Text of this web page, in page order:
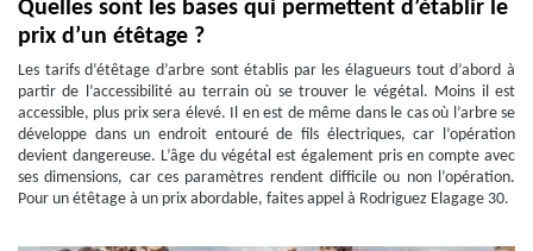
Quelles sont les bases qui permettent d’établir le
prix d’un étêtage ?
Les tarifs d’étêtage d’arbre sont établis par les élagueurs tout d’abord à
partir de l’accessibilité au terrain où se trouver le végétal. Moins il est
accessible, plus prix sera élevé. Il en est de même dans le cas où l’arbre se
développe dans un endroit entouré de fils électriques, car l’opération
devient dangereuse. L’âge du végétal est également pris en compte avec
ses dimensions, car ces paramètres rendent difficile ou non l’opération.
Pour un étêtage à un prix abordable, faites appel à Rodriguez Elagage 30.